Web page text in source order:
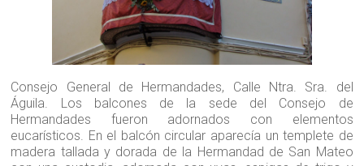
Consejo General de Hermandades, Calle Ntra. Sra. del
Águila. Los balcones de la sede del Consejo de
Hermandades fueron adornados con elementos
eucarísticos. En el balcón circular aparecía un templete de
madera tallada y dorada de la Hermandad de San Mateo